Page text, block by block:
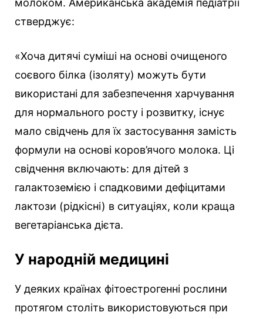
молоком. Американська академія педіатрії
стверджує:
«Хоча дитячі суміші на основі очищеного
соєвого білка (ізоляту) можуть бути
використані для забезпечення харчування
для нормального росту і розвитку, існує
мало свідчень для їх застосування замість
формули на основі коров’ячого молока. Ці
свідчення включають: для дітей з
галактоземією і спадковими дефіцитами
лактози (рідкісні) в ситуаціях, коли краща
вегетаріанська дієта.
У народній медицині
У деяких країнах фітоестрогенні рослини
протягом століть використовуються при